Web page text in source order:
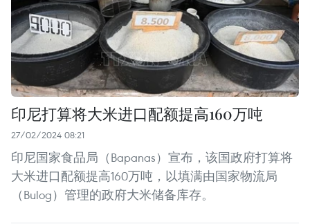
印尼打算将大米进口配额提高160万吨
27/02/2024 08:21
印尼国家食品局（Bapanas）宣布，该国政府打算将
大米进口配额提高160万吨，以填满由国家物流局
（Bulog）管理的政府大米储备库存。